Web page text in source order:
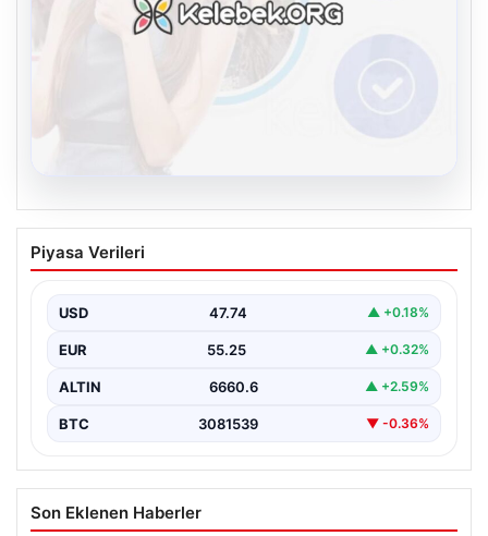
Kelebek sohbet platformu İle Dijital
İletişimin Sertifikalı Adresi Ve Chat
Sanal ortamında kullanıcıların güvenli bir biçimde iletişim
Piyasa Verileri
USD 47.74 ▲ +0.18%
EUR 55.25 ▲ +0.32%
ALTIN 6660.6 ▲ +2.59%
BTC 3081539 ▼ -0.36%
Son Eklenen Haberler